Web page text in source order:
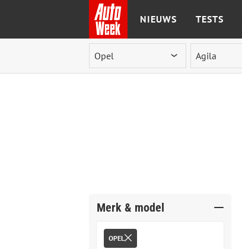
Ga naar de inhoud
NIEUWS TESTS
Merk & model
OPEL